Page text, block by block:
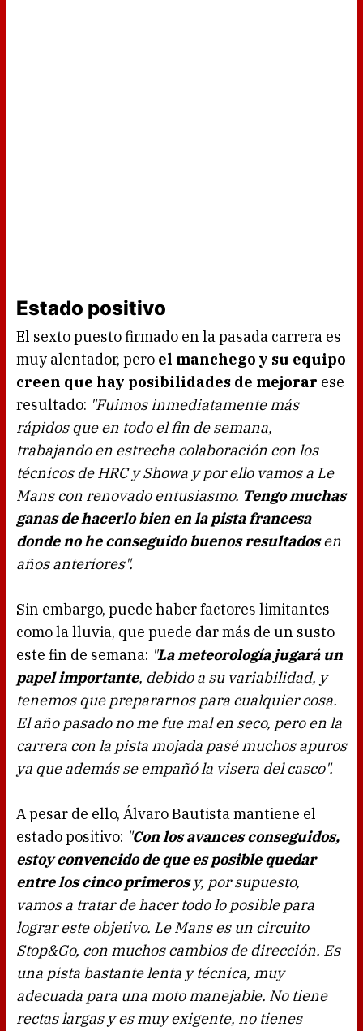
Estado positivo
El sexto puesto firmado en la pasada carrera es
muy alentador, pero el manchego y su equipo
creen que hay posibilidades de mejorar ese
resultado: "Fuimos inmediatamente más
rápidos que en todo el fin de semana,
trabajando en estrecha colaboración con los
técnicos de HRC y Showa y por ello vamos a Le
Mans con renovado entusiasmo. Tengo muchas
ganas de hacerlo bien en la pista francesa
donde no he conseguido buenos resultadosen
años anteriores".
Sin embargo, puede haber factores limitantes
como la lluvia, que puede dar más de un susto
este fin de semana: "La meteorología jugará un
papel importante, debido a su variabilidad, y
tenemos que prepararnos para cualquier cosa.
El año pasado no me fue mal en seco, pero en la
carrera con la pista mojada pasé muchos apuros
ya que además se empañó la visera del casco".
A pesar de ello, Álvaro Bautista mantiene el
estado positivo: "Con los avances conseguidos,
estoy convencido de que es posible quedar
entre los cinco primerosy, por supuesto,
vamos a tratar de hacer todo lo posible para
lograr este objetivo. Le Mans es un circuito
Stop&Go, con muchos cambios de dirección. Es
una pista bastante lenta y técnica, muy
adecuada para una moto manejable. No tiene
rectas largas y es muy exigente, no tienes